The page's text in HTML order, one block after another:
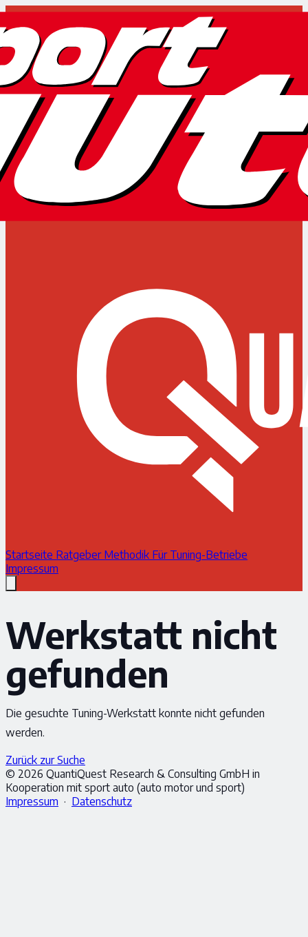
Startseite Ratgeber Methodik Für Tuning-Betriebe
Impressum
Werkstatt nicht
gefunden
Die gesuchte Tuning-Werkstatt konnte nicht gefunden
werden.
Zurück zur Suche
© 2026 QuantiQuest Research & Consulting GmbH in
Kooperation mit sport auto (auto motor und sport)
Impressum · Datenschutz